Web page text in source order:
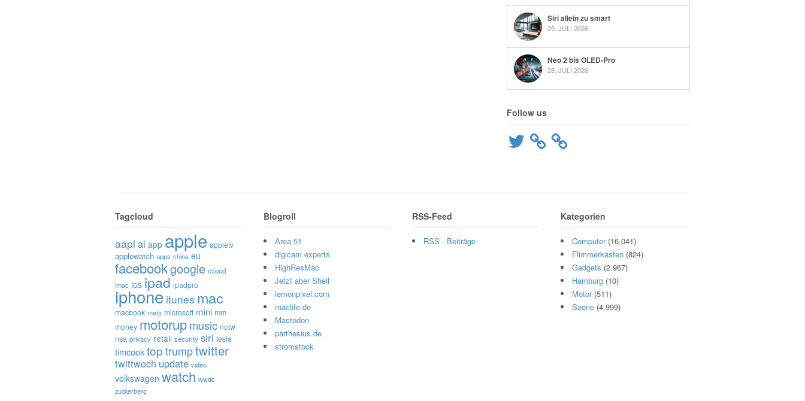
Siri allein zu smart
29. JULI 2026
Neo 2 bis OLED-Pro
28. JULI 2026
Follow us
Twitter
Tagcloud
aapl ai app apple appletv
applewatch apps china eu
facebookgoogle icloud
imac ios ipad ipadpro
iphone itunes mac
macbook meta microsoft mini mm
money motorupmusic notw
nsa privacy retail security siri tesla
timcooktop trumptwitter
twittwoch update video
volkswagen watch wwdc
zuckerberg
Blogroll
Area 51
digicam experts
HighResMac
Jetzt aber Shell
lemonpixel.com
maclife.de
Mastodon
parthesius.de
stromstock
RSS-Feed
RSS - Beiträge
Kategorien
Computer(16.041)
Flimmerkasten (824)
Gadgets (2.967)
Hamburg (10)
Motor(511)
Szene (4.999)